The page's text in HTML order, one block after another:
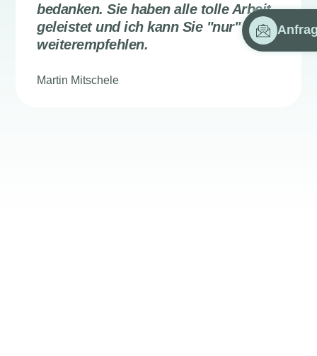
bedanken. Sie haben alle tolle Arbeit
geleistet und ich kann Sie "nur"
weiterempfehlen.
Martin Mitschele